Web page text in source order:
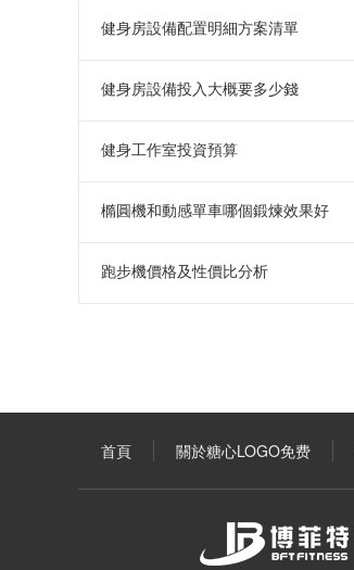
健身房設備配置明細方案清單
健身房設備投入大概要多少錢
健身工作室投資預算
橢圓機和動感單車哪個鍛煉效果好
跑步機價格及性價比分析
首頁 關於糖心LOGO免费